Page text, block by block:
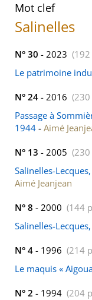
Mot clef
Salinelles
N° 30 - 2023 (192
Le patrimoine
N° 24 - 2016 (230
Passage à
1944 - Aimé
N° 13 - 2005 (230
Salinelles-
Aimé Jeanjean
N° 8 - 2000 (144
Salinelles-
N° 4 - 1996 (214
Le maquis «
N° 2 - 1994 (204